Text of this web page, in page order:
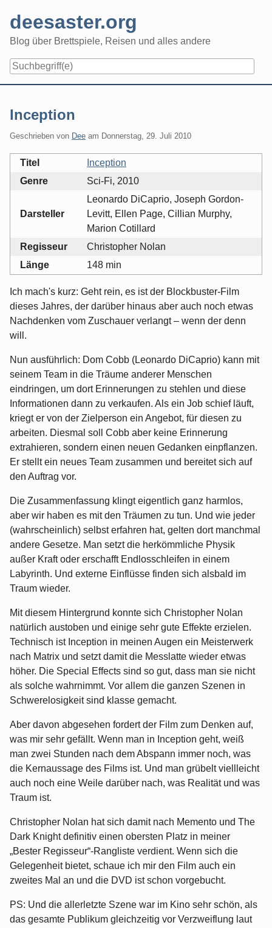
content
deesaster.org
Blog über Brettspiele, Reisen und alles andere
Inception
Geschrieben von Dee am Donnerstag, 29. Juli 2010
Titel
Inception
Genre
Sci-Fi, 2010
Darsteller
Leonardo DiCaprio, Joseph Gordon-
Levitt, Ellen Page, Cillian Murphy,
Marion Cotillard
Regisseur
Christopher Nolan
Länge
148 min
Ich mach's kurz: Geht rein, es ist der Blockbuster-Film
dieses Jahres, der darüber hinaus aber auch noch etwas
Nachdenken vom Zuschauer verlangt – wenn der denn
will.
Nun ausführlich: Dom Cobb (Leonardo DiCaprio) kann mit
seinem Team in die Träume anderer Menschen
eindringen, um dort Erinnerungen zu stehlen und diese
Informationen dann zu verkaufen. Als ein Job schief läuft,
kriegt er von der Zielperson ein Angebot, für diesen zu
arbeiten. Diesmal soll Cobb aber keine Erinnerung
extrahieren, sondern einen neuen Gedanken einpflanzen.
Er stellt ein neues Team zusammen und bereitet sich auf
den Auftrag vor.
Die Zusammenfassung klingt eigentlich ganz harmlos,
aber wir haben es mit den Träumen zu tun. Und wie jeder
(wahrscheinlich) selbst erfahren hat, gelten dort manchmal
andere Gesetze. Man setzt die herkömmliche Physik
außer Kraft oder erschafft Endlosschleifen in einem
Labyrinth. Und externe Einflüsse finden sich alsbald im
Traum wieder.
Mit diesem Hintergrund konnte sich Christopher Nolan
natürlich austoben und einige sehr gute Effekte erzielen.
Technisch ist Inception in meinen Augen ein Meisterwerk
nach Matrix und setzt damit die Messlatte wieder etwas
höher. Die Special Effects sind so gut, dass man sie nicht
als solche wahrnimmt. Vor allem die ganzen Szenen in
Schwerelosigkeit sind klasse gemacht.
Aber davon abgesehen fordert der Film zum Denken auf,
was mir sehr gefällt. Wenn man in Inception geht, weiß
man zwei Stunden nach dem Abspann immer noch, was
die Kernaussage des Films ist. Und man grübelt viellleicht
auch noch eine Weile darüber nach, was Realität und was
Traum ist.
Christopher Nolan hat sich damit nach Memento und The
Dark Knight definitiv einen obersten Platz in meiner
„Bester Regisseur“-Rangliste verdient. Wenn sich die
Gelegenheit bietet, schaue ich mir den Film auch ein
zweites Mal an und die DVD ist schon vorgebucht.
PS: Und die allerletzte Szene war im Kino sehr schön, als
das gesamte Publikum gleichzeitig vor Verzweiflung laut